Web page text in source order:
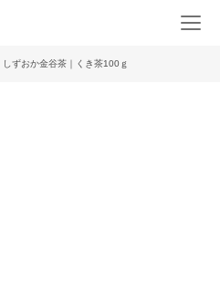
しずおか金谷茶｜くき茶100ｇ